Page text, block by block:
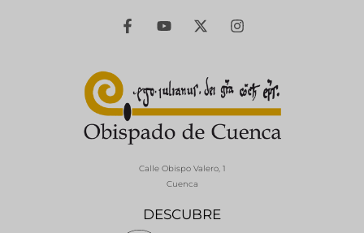
DESCUBRE
Calle Obispo Valero, 1
Cuenca